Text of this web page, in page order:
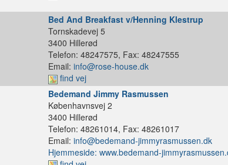
Bed And Breakfast v/Henning Klestrup
Tornskadevej 5
3400 Hillerød
Telefon: 48247575, Fax: 48247555
Email: info@rose-house.dk
find vej
Bedemand Jimmy Rasmussen
Københavnsvej 2
3400 Hillerød
Telefon: 48261014, Fax: 48261017
Email: info@bedemand-jimmyrasmussen.dk
Hjemmeside: www.bedemand-